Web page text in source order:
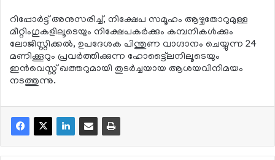
റിപ്പോര്‍ട്ട് അനുസരിച്ച്, നിക്ഷേപ സമൂഹം ആഴ്ചതോറുമുള്ള
മീറ്റിംഗുകളിലൂടെയും നിക്ഷേപകര്‍ക്കും കമ്പനികള്‍ക്കും
ലോജിസ്റ്റിക്കല്‍, ഉപദേശക പിന്തുണ വാഗ്ദാനം ചെയ്യുന്ന 24
മണിക്കൂറും പ്രവര്‍ത്തിക്കുന്ന ഹോട്ട്ലൈനിലൂടെയും
ഇന്‍വെസ്റ്റ് ഖത്തറുമായി തുടര്‍ച്ചയായ ആശയവിനിമയം
നടത്തുന്നു.